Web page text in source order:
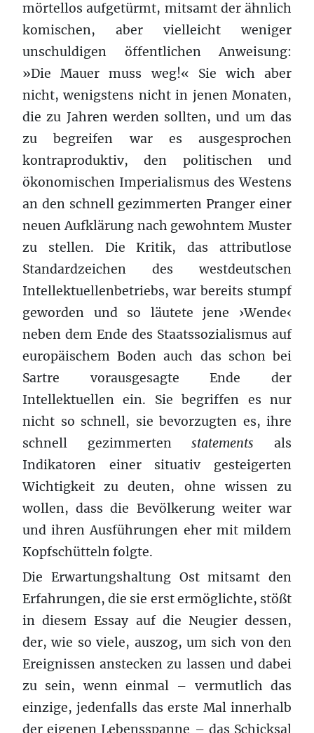
mörtellos aufgetürmt, mitsamt der ähnlich
komischen, aber vielleicht weniger
unschuldigen öffentlichen Anweisung:
»Die Mauer muss weg!« Sie wich aber
nicht, wenigstens nicht in jenen Monaten,
die zu Jahren werden sollten, und um das
zu begreifen war es ausgesprochen
kontraproduktiv, den politischen und
ökonomischen Imperialismus des Westens
an den schnell gezimmerten Pranger einer
neuen Aufklärung nach gewohntem Muster
zu stellen. Die Kritik, das attributlose
Standardzeichen des westdeutschen
Intellektuellenbetriebs, war bereits stumpf
geworden und so läutete jene ›Wende‹
neben dem Ende des Staatssozialismus auf
europäischem Boden auch das schon bei
Sartre vorausgesagte Ende der
Intellektuellen ein. Sie begriffen es nur
nicht so schnell, sie bevorzugten es, ihre
schnell gezimmertenstatements als
Indikatoren einer situativ gesteigerten
Wichtigkeit zu deuten, ohne wissen zu
wollen, dass die Bevölkerung weiter war
und ihren Ausführungen eher mit mildem
Kopfschütteln folgte.
Die Erwartungshaltung Ost mitsamt den
Erfahrungen, die sie erst ermöglichte, stößt
in diesem Essay auf die Neugier dessen,
der, wie so viele, auszog, um sich von den
Ereignissen anstecken zu lassen und dabei
zu sein, wenn einmal – vermutlich das
einzige, jedenfalls das erste Mal innerhalb
der eigenen Lebensspanne – das Schicksal